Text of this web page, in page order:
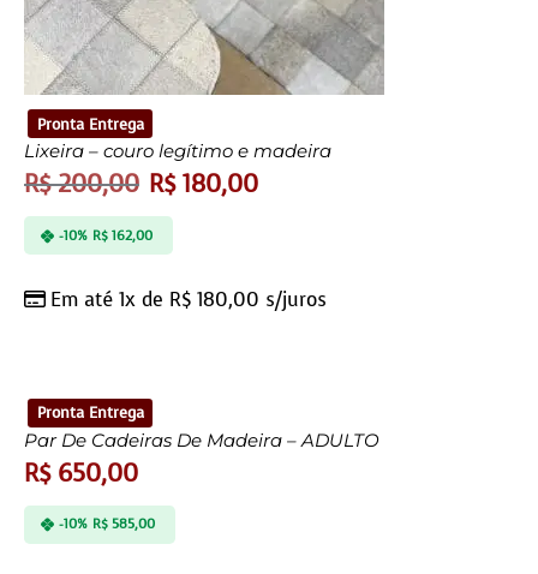
Pronta Entrega
Lixeira – couro legítimo e madeira
R$200,00 R$180,00
Em até 1x de R$ 180,00 s/juros
-10% R$162,00
Pronta Entrega
Par De Cadeiras De Madeira – ADULTO
R$650,00
-10% R$585,00